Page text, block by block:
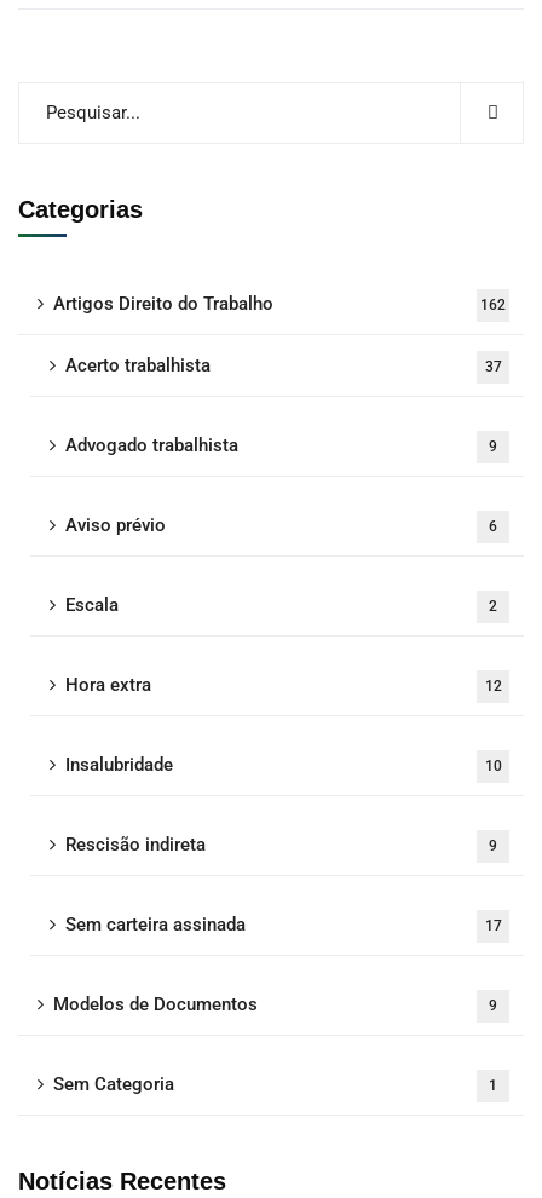
Categorias
Artigos Direito do Trabalho 162
Acerto trabalhista 37
Advogado trabalhista 9
Aviso prévio 6
Escala 2
Hora extra 12
Insalubridade 10
Rescisão indireta 9
Sem carteira assinada 17
Modelos de Documentos 9
Sem Categoria 1
Notícias Recentes